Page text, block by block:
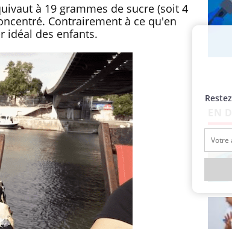
à 19 grammes de sucre (soit 4
Contrairement à ce qu'en
idéal des enfants.
du
Le smartphone nuit-il à
l'apprentissage de la
lecture ?
Mordue par une tique en
vacances, elle reste dans
le coma pendant 42 jours